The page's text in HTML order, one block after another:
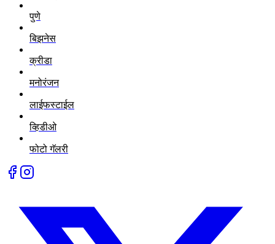
पुणे
बिझनेस
क्रीडा
मनोरंजन
लाईफस्टाईल
व्हिडीओ
फोटो गॅलरी